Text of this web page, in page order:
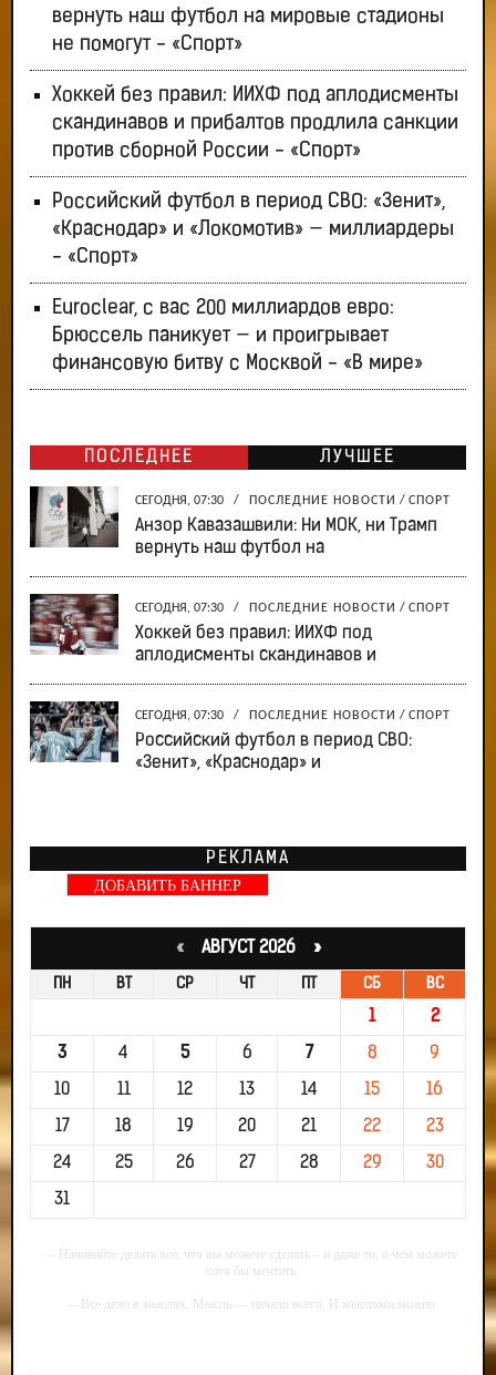
вернуть наш футбол на мировые стадионы
не помогут - «Спорт»
Хоккей без правил: ИИХФ под аплодисменты
скандинавов и прибалтов продлила санкции
против сборной России - «Спорт»
Российский футбол в период СВО: «Зенит»,
«Краснодар» и «Локомотив» — миллиардеры
- «Спорт»
Euroclear, с вас 200 миллиардов евро:
Брюссель паникует — и проигрывает
финансовую битву с Москвой - «В мире»
ПОСЛЕДНЕЕ ЛУЧШЕЕ
СЕГОДНЯ, 07:30 / ПОСЛЕДНИЕ НОВОСТИ / СПОРТ
Анзор Кавазашвили: Ни МОК, ни Трамп
вернуть наш футбол на
СЕГОДНЯ, 07:30 / ПОСЛЕДНИЕ НОВОСТИ / СПОРТ
Хоккей без правил: ИИХФ под
аплодисменты скандинавов и
СЕГОДНЯ, 07:30 / ПОСЛЕДНИЕ НОВОСТИ / СПОРТ
Российский футбол в период СВО:
«Зенит», «Краснодар» и
РЕКЛАМА
ДОБАВИТЬ БАННЕР
«АВГУСТ 2026 »
ПН ВТ СР ЧТ ПТ СБ ВС
1 2
3 4 5 6 7 8 9
10 11 12 13 14 15 16
17 18 19 20 21 22 23
24 25 26 27 28 29 30
31
-- Начинайте делать все, что вы можете сделать – и даже то, о чем можете
хотя бы мечтать.
-- Все дело в мыслях. Мысль — начало всего. И мыслями можно